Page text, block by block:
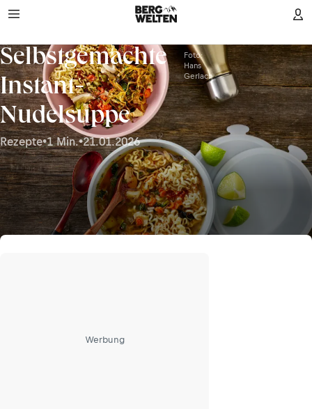
Selbstgemachte
Instant-
Nudelsuppe
Rezepte•1 Min.•21.01.2026
Foto:
Hans
Gerlach
Werbung